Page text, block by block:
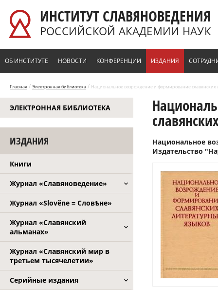
ИНСТИТУТ СЛАВЯНОВЕДЕНИЯ
РОССИЙСКОЙ АКАДЕМИИ НАУК
ОБ ИНСТИТУТЕ НОВОСТИ КОНФЕРЕНЦИИ ИЗДАНИЯ
Главная / Электронная библиотека / Национальное возрождение и формирование славянских
ЭЛЕКТРОННАЯ БИБЛИОТЕКА
ИЗДАНИЯ
Книги
Журнал «Славяноведение»
Журнал «Slověne = Словѣне»
Журнал «Славянский
альманах»
Журнал «Славянский мир в
третьем тысячелетии»
Серийные издания
Национальное
Издательство